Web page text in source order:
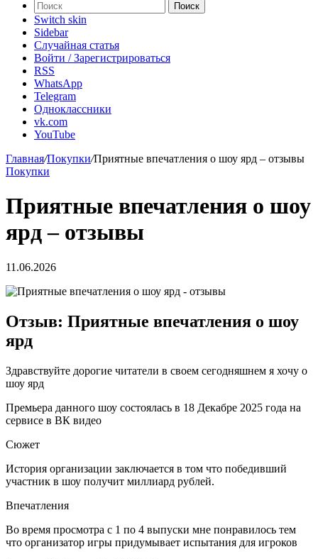
Поиск
Switch skin
Sidebar
Случайная статья
Войти / Зарегистрироваться
RSS
WhatsApp
Telegram
Одноклассники
vk.com
YouTube
Главная/Покупки/Приятные впечатления о шоу ярд – отзывы
Покупки
Приятные впечатления о шоу
ярд – отзывы
11.06.2026
Отзыв: Приятные впечатления о шоу
ярд
Здравствуйте дорогие читатели в своем сегодняшнем я хочу о
шоу ярд
Премьера данного шоу состоялась в 18 Декабре 2025 года на
сервисе в ВК видео
Сюжет
История организации заключается в том что победивший
участник в шоу получит миллиард рублей.
Впечатления
Во время просмотра с 1 по 4 выпуски мне понравилось тем
что организатор игры придумывает испытания для игроков